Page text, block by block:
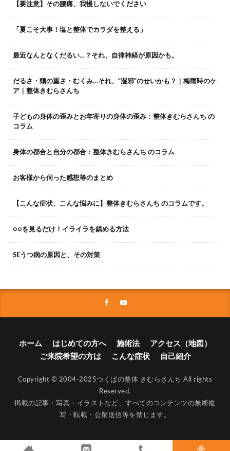
【要注意】その腰痛、我慢しないでください
「夏こそ大事！塩と整体でカラダを整える」
最近なんとなくだるい…？それ、自律神経が原因かも。
だるさ・頭の重さ・むくみ…それ、“湿邪”のせいかも？｜梅雨時のケ
ア｜整体きむらさんち
子どもの身体の歪みとお年寄りの身体の歪み：整体きむらさんち の
コラム
身体の都合と自分の都合：整体きむらさんち のコラム
お客様から伺った感想等のまとめ
【こんな症状、こんな悩みに】整体きむらさんち のコラムです。
○○を見るだけ！イライラを鎮める方法
SEうつ病の原因と、その対策
ホーム はじめての方へ 施術法
アクセス（地図）
ご来院希望の方は
こんな症状 自己紹介
Copyright © 2004-2025つくばの整体 きむらさんち All rights
Reserved.
掲載の記事・写真・イラストなど、すべてのコンテンツの無断複
写・転載・公衆送信等を禁じます。